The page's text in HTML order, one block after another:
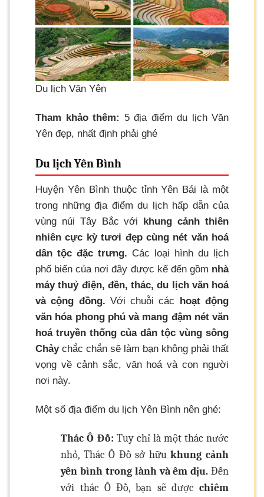
Du lịch Văn Yên
Tham khảo thêm: 5 địa điểm du lịch Văn
Yên đẹp, nhất định phải ghé
Du lịch Yên Bình
Huyện Yên Bình thuộc tỉnh Yên Bái là một
trong những địa điểm du lịch hấp dẫn của
vùng núi Tây Bắc với khung cảnh thiên
nhiên cực kỳ tươi đẹp cùng nét văn hoá
dân tộc đặc trưng. Các loại hình du lịch
phổ biến của nơi đây được kể đến gồm nhà
máy thuỷ điện, đền, thác, du lịch văn hoá
và cộng đồng. Với chuỗi các hoạt động
văn hóa phong phú và mang đậm nét văn
hoá truyền thống của dân tộc vùng sông
Chảychắc chắn sẽ làm bạn không phải thất
vọng về cảnh sắc, văn hoá và con người
nơi này.
Một số địa điểm du lịch Yên Bình nên ghé:
Thác Ô Đồ: Tuy chỉ là một thác nước
nhỏ, Thác Ô Đồ sở hữukhung cảnh
yên bình trong lành và êm dịu. Đến
với thác Ô Đồ, bạn sẽ được chiêm